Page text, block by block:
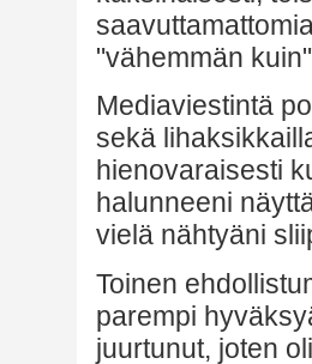
"vähemmän
Mediaviestintä
sekä
hienovaraisesti
halunneeni
vielä nähtyäni
Toinen
parempi
juurtunut, joten